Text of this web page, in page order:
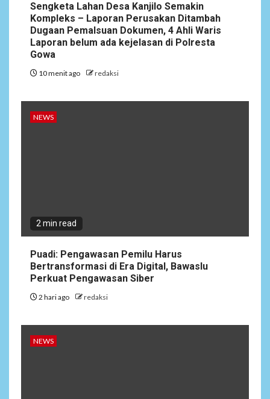
Sengketa Lahan Desa Kanjilo Semakin
Kompleks – Laporan Perusakan Ditambah
Dugaan Pemalsuan Dokumen, 4 Ahli Waris
Laporan belum ada kejelasan di Polresta
Gowa
10 menit ago redaksi
NEWS
2 min read
Puadi: Pengawasan Pemilu Harus
Bertransformasi di Era Digital, Bawaslu
Perkuat Pengawasan Siber
2 hari ago redaksi
NEWS